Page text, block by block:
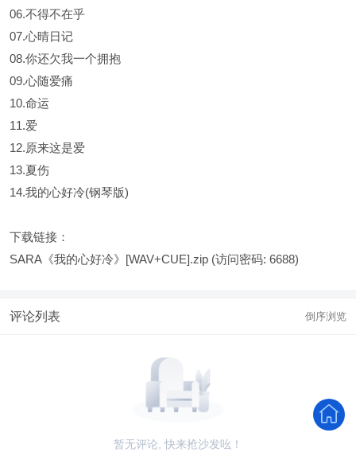
06.不得不在乎
07.心晴日记
08.你还欠我一个拥抱
09.心随爱痛
10.命运
11.爱
12.原来这是爱
13.夏伤
14.我的心好冷(钢琴版)
下载链接：
SARA《我的心好冷》[WAV+CUE].zip (访问密码: 6688)
评论列表 倒序浏览
暂无评论, 快来抢沙发吆！